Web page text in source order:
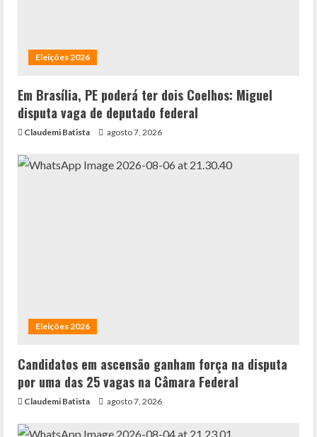
Eleições 2026
Em Brasília, PE poderá ter dois Coelhos: Miguel
disputa vaga de deputado federal
Claudemi Batista agosto 7, 2026
Eleições 2026
Candidatos em ascensão ganham força na disputa
por uma das 25 vagas na Câmara Federal
Claudemi Batista agosto 7, 2026